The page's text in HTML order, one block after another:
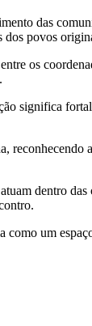
das
dos povos
os
significa
dentro
um